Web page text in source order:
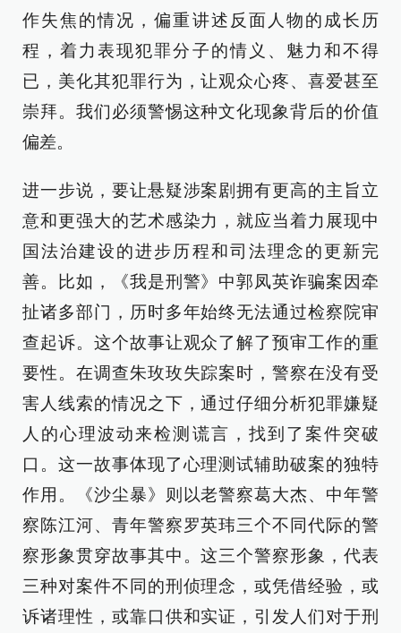
作失焦的情况，偏重讲述反面人物的成长历
程，着力表现犯罪分子的情义、魅力和不得
已，美化其犯罪行为，让观众心疼、喜爱甚至
崇拜。我们必须警惕这种文化现象背后的价值
偏差。
进一步说，要让悬疑涉案剧拥有更高的主旨立
意和更强大的艺术感染力，就应当着力展现中
国法治建设的进步历程和司法理念的更新完
善。比如，《我是刑警》中郭凤英诈骗案因牵
扯诸多部门，历时多年始终无法通过检察院审
查起诉。这个故事让观众了解了预审工作的重
要性。在调查朱玫玫失踪案时，警察在没有受
害人线索的情况之下，通过仔细分析犯罪嫌疑
人的心理波动来检测谎言，找到了案件突破
口。这一故事体现了心理测试辅助破案的独特
作用。《沙尘暴》则以老警察葛大杰、中年警
察陈江河、青年警察罗英玮三个不同代际的警
察形象贯穿故事其中。这三个警察形象，代表
三种对案件不同的刑侦理念，或凭借经验，或
诉诸理性，或靠口供和实证，引发人们对于刑